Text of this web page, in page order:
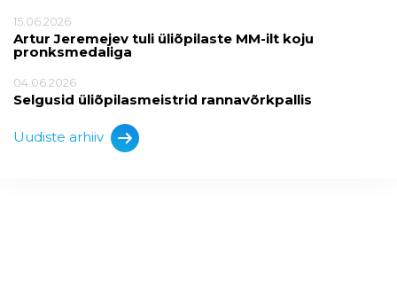
15.06.2026
Artur Jeremejev tuli üliõpilaste MM-ilt koju
pronksmedaliga
04.06.2026
Selgusid üliõpilasmeistrid rannavõrkpallis
Uudiste arhiiv